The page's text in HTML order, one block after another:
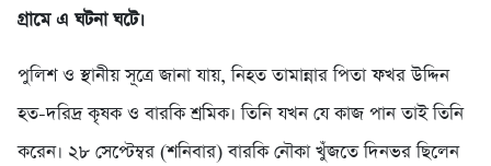
গ্রামে এ ঘটনা ঘটে।
পুলিশ ও স্থানীয় সূত্রে জানা যায়, নিহত তামান্নার পিতা ফখর উদ্দিন
হত-দরিদ্র কৃষক ও বারকি শ্রমিক। তিনি যখন যে কাজ পান তাই তিনি
করেন। ২৮ সেপ্টেম্বর (শনিবার) বারকি নৌকা খুঁজতে দিনভর ছিলেন